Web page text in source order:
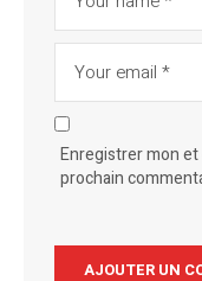
Enregistrer mon
prochain